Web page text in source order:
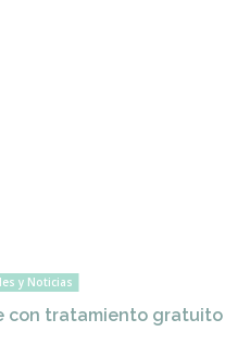
y Noticias
con tratamiento gratuito